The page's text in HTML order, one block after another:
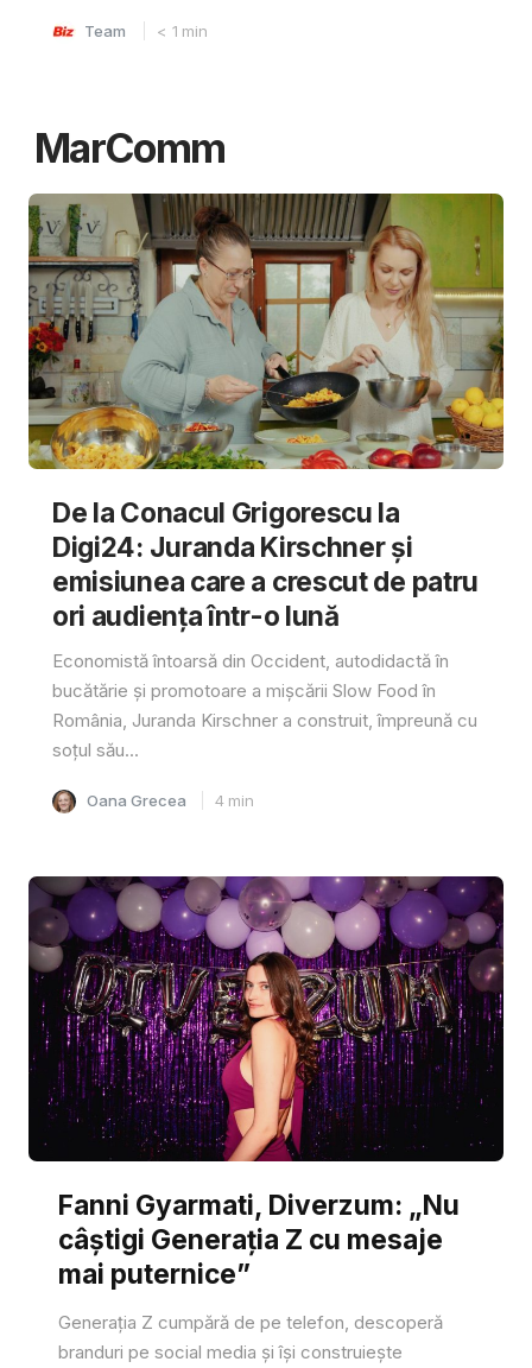
Team < 1 min
MarComm
De la Conacul Grigorescu la
Digi24: Juranda Kirschner și
emisiunea care a crescut de patru
ori audiența într-o lună
Economistă întoarsă din Occident, autodidactă în
bucătărie și promotoare a mișcării Slow Food în
România, Juranda Kirschner a construit, împreună cu
soțul său...
Oana Grecea 4 min
Fanni Gyarmati, Diverzum: „Nu
câștigi Generația Z cu mesaje
mai puternice”
Generația Z cumpără de pe telefon, descoperă
branduri pe social media și își construiește